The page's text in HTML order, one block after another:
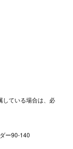
している場合は、必
ー90-140